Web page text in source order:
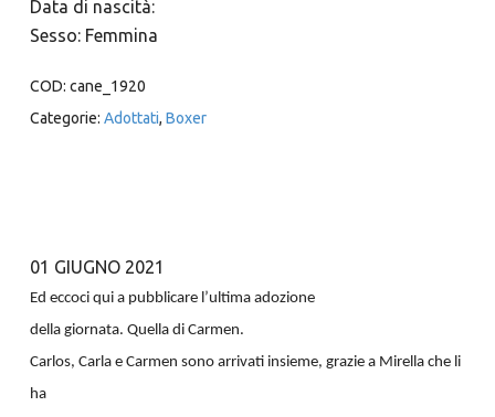
Data di nascità:
Sesso: Femmina
COD: cane_1920
Categorie: Adottati, Boxer
01 GIUGNO 2021
Ed eccoci qui a pubblicare l’ultima adozione
della giornata. Quella di Carmen.
Carlos, Carla e Carmen sono arrivati insieme, grazie a Mirella che li
ha